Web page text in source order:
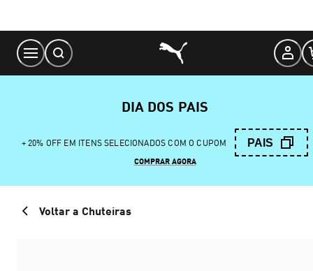
Content
DIA DOS PAIS
+ 20% OFF EM ITENS SELECIONADOS COM O CUPOM PAIS
COMPRAR AGORA
Voltar a Chuteiras